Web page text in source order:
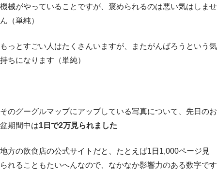
機械がやっていることですが、褒められるのは悪い気はしませ
ん（単純）
もっとすごい人はたくさんいますが、またがんばろうという気
持ちになります（単純）
そのグーグルマップにアップしている写真について、先日のお
盆期間中は1日で2万見られました
地方の飲食店の公式サイトだと、たとえば1日1,000ページ見
られることもたいへんなので、なかなか影響力のある数字です